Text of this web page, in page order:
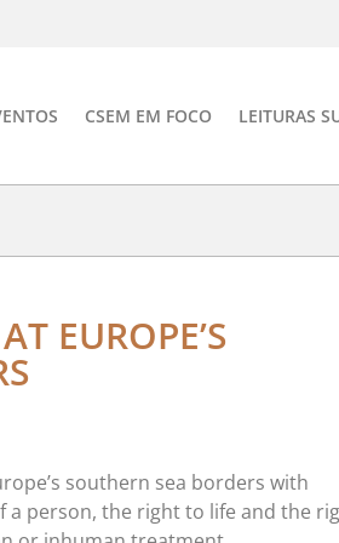
CSEM EM FOCO LEITURAS
EUROPE’S
southern sea borders with
person, the right to life and the